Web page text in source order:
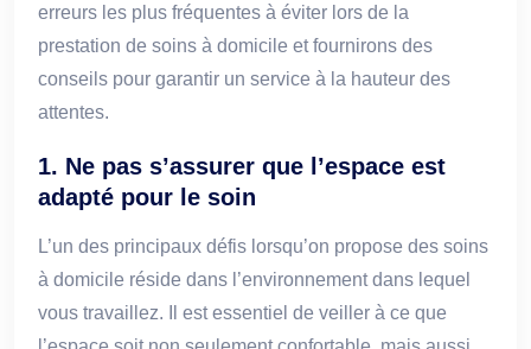
erreurs les plus fréquentes à éviter lors de la
prestation de soins à domicile et fournirons des
conseils pour garantir un service à la hauteur des
attentes.
1. Ne pas s’assurer que l’espace est
adapté pour le soin
L’un des principaux défis lorsqu’on propose des soins
à domicile réside dans l’environnement dans lequel
vous travaillez. Il est essentiel de veiller à ce que